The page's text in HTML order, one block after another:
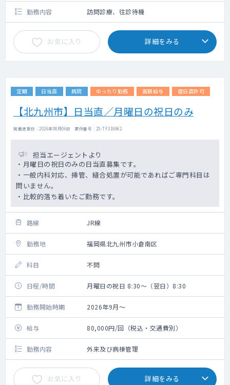
勤務内容 訪問診療、往診待機
お気に入り 詳細をみる
定期 日当直 病院 ゆったり勤務 高額給与 宿日直許可
【北九州市】日当直／月曜日の祝日のみ
掲載更新日 : 2026年08月06日 案件番号 : 25-TF319962
担当エージェントより
・月曜日の祝日のみの日当直募集です。
・一般内科対応、挿管、縫合処置が可能であればご専門科目は
問いません。
・比較的落ち着いたご勤務です。
路線 JR線
勤務地 福岡県北九州市小倉南区
科目 不問
日程/時間 月曜日の祝日 8:30～（翌日）8:30
勤務開始時期 2026年9月～
給与 80,000円/回（税込・交通費別）
勤務内容 外来及び病棟管理
お気に入り 詳細をみる